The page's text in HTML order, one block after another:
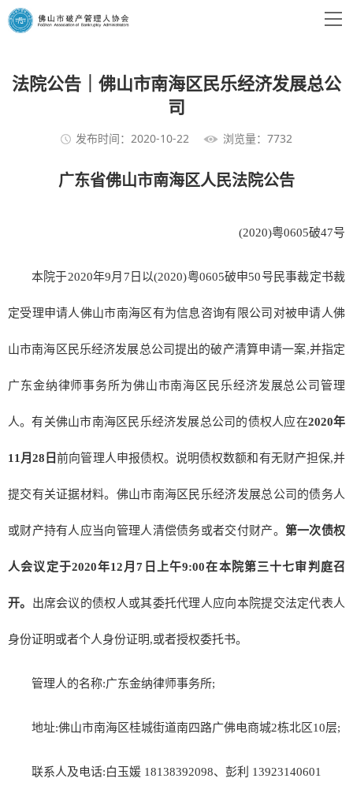
法院公告｜佛山市南海区民乐经济发展总公
司
发布时间：2020-10-22 浏览量：7732
广东省佛山市南海区人民法院公告
(2020)粤0605破47号
本院于2020年9月7日以(2020)粤0605破申50号民事裁定书裁
定受理申请人佛山市南海区有为信息咨询有限公司对被申请人佛
山市南海区民乐经济发展总公司提出的破产清算申请一案,并指定
广东金纳律师事务所为佛山市南海区民乐经济发展总公司管理
人。有关佛山市南海区民乐经济发展总公司的债权人应在2020年
11月28日前向管理人申报债权。说明债权数额和有无财产担保,并
提交有关证据材料。佛山市南海区民乐经济发展总公司的债务人
或财产持有人应当向管理人清偿债务或者交付财产。 第一次债权
人会议定于2020年12月7日上午9:00在本院第三十七审判庭召
开。 出席会议的债权人或其委托代理人应向本院提交法定代表人
身份证明或者个人身份证明,或者授权委托书。
管理人的名称:广东金纳律师事务所;
地址:佛山市南海区桂城街道南四路广佛电商城2栋北区10层;
联系人及电话:白玉媛 18138392098、彭利 13923140601